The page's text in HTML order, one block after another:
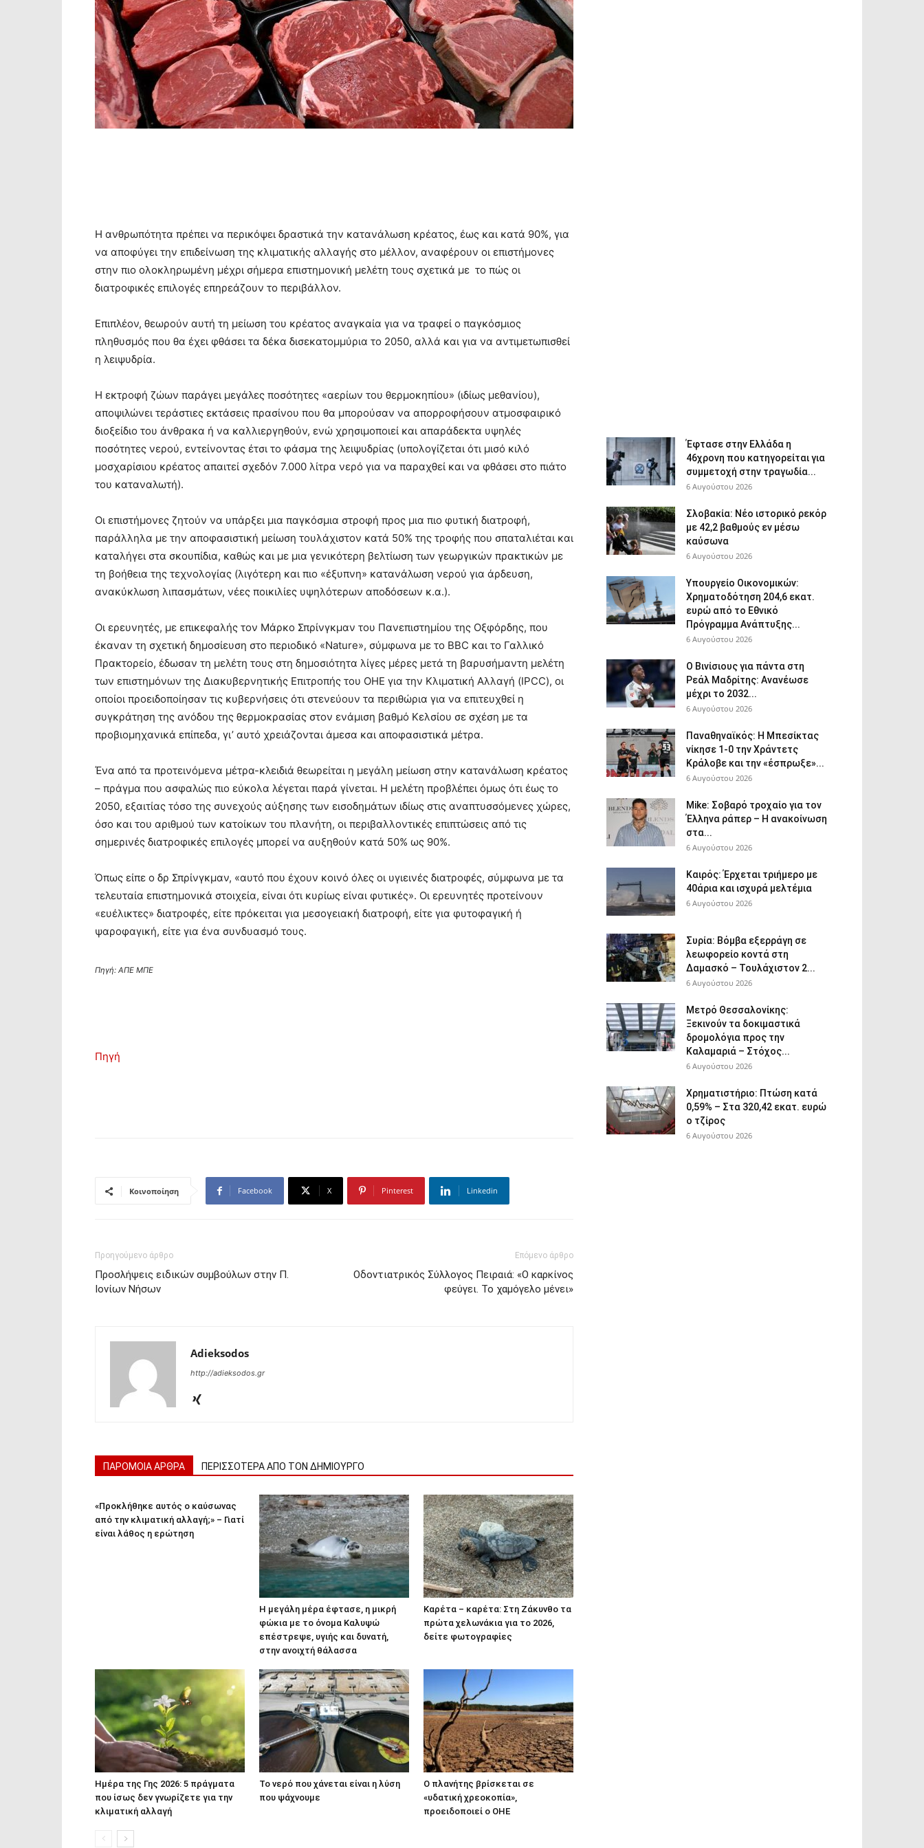
Η ανθρωπότητα πρέπει να περικόψει δραστικά την κατανάλωση κρέατος, έως και κατά 90%, για
να αποφύγει την επιδείνωση της κλιματικής αλλαγής στο μέλλον, αναφέρουν οι επιστήμονες
στην πιο ολοκληρωμένη μέχρι σήμερα επιστημονική μελέτη τους σχετικά με το πώς οι
διατροφικές επιλογές επηρεάζουν το περιβάλλον.
Επιπλέον, θεωρούν αυτή τη μείωση του κρέατος αναγκαία για να τραφεί ο παγκόσμιος
πληθυσμός που θα έχει φθάσει τα δέκα δισεκατομμύρια το 2050, αλλά και για να αντιμετωπισθεί
η λειψυδρία.
Η εκτροφή ζώων παράγει μεγάλες ποσότητες «αερίων του θερμοκηπίου» (ιδίως μεθανίου),
αποψιλώνει τεράστιες εκτάσεις πρασίνου που θα μπορούσαν να απορροφήσουν ατμοσφαιρικό
διοξείδιο του άνθρακα ή να καλλιεργηθούν, ενώ χρησιμοποιεί και απαράδεκτα υψηλές
ποσότητες νερού, εντείνοντας έτσι το φάσμα της λειψυδρίας (υπολογίζεται ότι μισό κιλό
μοσχαρίσιου κρέατος απαιτεί σχεδόν 7.000 λίτρα νερό για να παραχθεί και να φθάσει στο πιάτο
του καταναλωτή).
Οι επιστήμονες ζητούν να υπάρξει μια παγκόσμια στροφή προς μια πιο φυτική διατροφή,
παράλληλα με την αποφασιστική μείωση τουλάχιστον κατά 50% της τροφής που σπαταλιέται και
καταλήγει στα σκουπίδια, καθώς και με μια γενικότερη βελτίωση των γεωργικών πρακτικών με
τη βοήθεια της τεχνολογίας (λιγότερη και πιο «έξυπνη» κατανάλωση νερού για άρδευση,
ανακύκλωση λιπασμάτων, νέες ποικιλίες υψηλότερων αποδόσεων κ.α.).
Οι ερευνητές, με επικεφαλής τον Μάρκο Σπρίνγκμαν του Πανεπιστημίου της Οξφόρδης, που
έκαναν τη σχετική δημοσίευση στο περιοδικό «Nature», σύμφωνα με το BBC και το Γαλλικό
Πρακτορείο, έδωσαν τη μελέτη τους στη δημοσιότητα λίγες μέρες μετά τη βαρυσήμαντη μελέτη
των επιστημόνων της Διακυβερνητικής Επιτροπής του ΟΗΕ για την Κλιματική Αλλαγή (IPCC), οι
οποίοι προειδοποίησαν τις κυβερνήσεις ότι στενεύουν τα περιθώρια για να επιτευχθεί η
συγκράτηση της ανόδου της θερμοκρασίας στον ενάμιση βαθμό Κελσίου σε σχέση με τα
προβιομηχανικά επίπεδα, γι’ αυτό χρειάζονται άμεσα και αποφασιστικά μέτρα.
Ένα από τα προτεινόμενα μέτρα-κλειδιά θεωρείται η μεγάλη μείωση στην κατανάλωση κρέατος
– πράγμα που ασφαλώς πιο εύκολα λέγεται παρά γίνεται. Η μελέτη προβλέπει όμως ότι έως το
2050, εξαιτίας τόσο της συνεχούς αύξησης των εισοδημάτων ιδίως στις αναπτυσσόμενες χώρες,
όσο και του αριθμού των κατοίκων του πλανήτη, οι περιβαλλοντικές επιπτώσεις από τις
σημερινές διατροφικές επιλογές μπορεί να αυξηθούν κατά 50% ως 90%.
Όπως είπε ο δρ Σπρίνγκμαν, «αυτό που έχουν κοινό όλες οι υγιεινές διατροφές, σύμφωνα με τα
τελευταία επιστημονικά στοιχεία, είναι ότι κυρίως είναι φυτικές». Οι ερευνητές προτείνουν
«ευέλικτες» διατροφές, είτε πρόκειται για μεσογειακή διατροφή, είτε για φυτοφαγική ή
ψαροφαγική, είτε για ένα συνδυασμό τους.
Πηγή: ΑΠΕ ΜΠΕ
Πηγή
Κοινοποίηση Facebook X Pinterest Linkedin
Προηγούμενο άρθρο
Προσλήψεις ειδικών συμβούλων στην Π.
Ιονίων Νήσων
Επόμενο άρθρο
Οδοντιατρικός Σύλλογος Πειραιά: «Ο καρκίνος
φεύγει. Το χαμόγελο μένει»
Adieksodos
http://adieksodos.gr
ΠΑΡΟΜΟΙΑ ΑΡΘΡΑ ΠΕΡΙΣΣΟΤΕΡΑ ΑΠΟ ΤΟΝ ΔΗΜΙΟΥΡΓΟ
«Προκλήθηκε αυτός ο καύσωνας
από την κλιματική αλλαγή;» – Γιατί
είναι λάθος η ερώτηση
Η μεγάλη μέρα έφτασε, η μικρή
φώκια με το όνομα Καλυψώ
επέστρεψε, υγιής και δυνατή,
στην ανοιχτή θάλασσα
Καρέτα – καρέτα: Στη Ζάκυνθο τα
πρώτα χελωνάκια για το 2026,
δείτε φωτογραφίες
Ημέρα της Γης 2026: 5 πράγματα
που ίσως δεν γνωρίζετε για την
κλιματική αλλαγή
Το νερό που χάνεται είναι η λύση
που ψάχνουμε
Ο πλανήτης βρίσκεται σε
«υδατική χρεοκοπία»,
προειδοποιεί ο ΟΗΕ
Έφτασε στην Ελλάδα η
46χρονη που κατηγορείται για
συμμετοχή στην τραγωδία...
6 Αυγούστου 2026
Σλοβακία: Νέο ιστορικό ρεκόρ
με 42,2 βαθμούς εν μέσω
καύσωνα
6 Αυγούστου 2026
Υπουργείο Οικονομικών:
Χρηματοδότηση 204,6 εκατ.
ευρώ από το Εθνικό
Πρόγραμμα Ανάπτυξης...
6 Αυγούστου 2026
Ο Βινίσιους για πάντα στη
Ρεάλ Μαδρίτης: Ανανέωσε
μέχρι το 2032...
6 Αυγούστου 2026
Παναθηναϊκός: Η Μπεσίκτας
νίκησε 1-0 την Χράντετς
Κράλοβε και την «έσπρωξε»...
6 Αυγούστου 2026
Mike: Σοβαρό τροχαίο για τον
Έλληνα ράπερ – Η ανακοίνωση
στα...
6 Αυγούστου 2026
Καιρός: Έρχεται τριήμερο με
40άρια και ισχυρά μελτέμια
6 Αυγούστου 2026
Συρία: Βόμβα εξερράγη σε
λεωφορείο κοντά στη
Δαμασκό – Τουλάχιστον 2...
6 Αυγούστου 2026
Μετρό Θεσσαλονίκης:
Ξεκινούν τα δοκιμαστικά
δρομολόγια προς την
Καλαμαριά – Στόχος...
6 Αυγούστου 2026
Χρηματιστήριο: Πτώση κατά
0,59% – Στα 320,42 εκατ. ευρώ
ο τζίρος
6 Αυγούστου 2026